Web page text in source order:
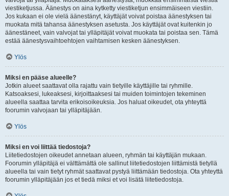
viestiketjussa. Äänestys on aina kytketty viestiketjun ensimmäiseen viestiin.
Jos kukaan ei ole vielä äänestänyt, käyttäjät voivat poistaa äänestyksen tai
muokata mitä tahansa äänestyksen asetusta. Jos käyttäjät ovat kuitenkin jo
äänestäneet, vain valvojat tai ylläpitäjät voivat muokata tai poistaa sen. Tämä
estää äänestysvaihtoehtojen vaihtamisen kesken äänestyksen.
Ylös
Miksi en pääse alueelle?
Jotkin alueet saattavat olla rajattu vain tietyille käyttäjille tai ryhmille.
Katsoaksesi, lukeaksesi, kirjoittaaksesi tai muiden toimintojen tekeminen
alueella saattaa tarvita erikoisoikeuksia. Jos haluat oikeudet, ota yhteyttä
foorumin valvojaan tai ylläpitäjään.
Ylös
Miksi en voi liittää tiedostoja?
Liitetiedostojen oikeudet annetaan alueen, ryhmän tai käyttäjän mukaan.
Foorumin ylläpitäjä ei välttämättä ole sallinut liitetiedostojen liittämistä tietyllä
alueella tai vain tietyt ryhmät saattavat pystyä liittämään tiedostoja. Ota yhteyttä
foorumin ylläpitäjään jos et tiedä miksi et voi lisätä liitetiedostoja.